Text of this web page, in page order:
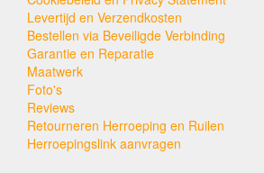
Levertijd en Verzendkosten
Bestellen via Beveiligde Verbinding
Garantie en Reparatie
Maatwerk
Foto's
Reviews
Retourneren Herroeping en Ruilen
Herroepingslink aanvragen